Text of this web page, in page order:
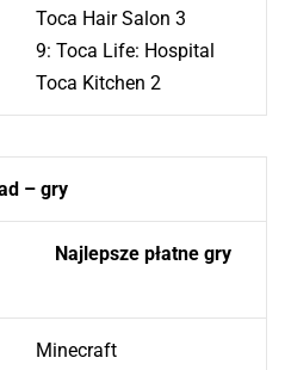
Toca Hair Salon 3
9: Toca Life: Hospital
Toca Kitchen 2
– gry
Najlepsze płatne gry
Minecraft